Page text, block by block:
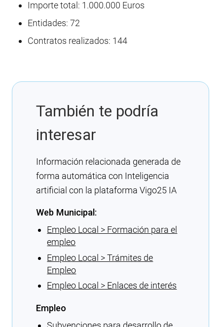
Importe total: 1.000.000 Euros
Entidades: 72
Contratos realizados: 144
También te podría
interesar
Información relacionada generada de
forma automática con Inteligencia
artificial con la plataforma Vigo25 IA
Web Municipal:
Empleo Local > Formación para el
empleo
Empleo Local > Trámites de
Empleo
Empleo Local > Enlaces de interés
Empleo